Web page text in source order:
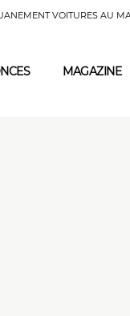
VOITURES AU
MAGAZINE